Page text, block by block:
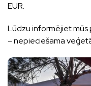
EUR.
Lūdzu informējiet mūs
– nepieciešama